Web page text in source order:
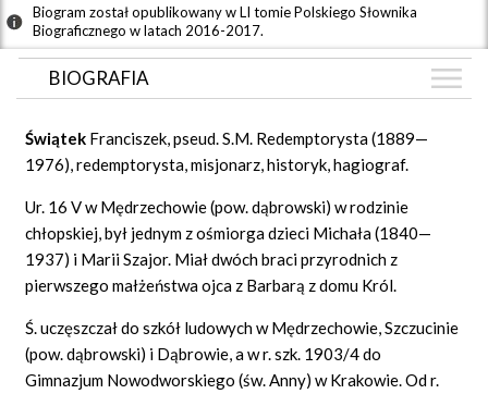
Biogram został opublikowany w LI tomie Polskiego Słownika
Biograficznego w latach 2016-2017.
BIOGRAFIA
GRAF POWIĄZAŃ
DYSKUSJA
Mapa
Świątek Franciszek, pseud. S.M. Redemptorysta (1889—
1976), redemptorysta, misjonarz, historyk, hagiograf.
Ur. 16 V w Mędrzechowie (pow. dąbrowski) w rodzinie
chłopskiej, był jednym z ośmiorga dzieci Michała (1840—
1937) i Marii Szajor. Miał dwóch braci przyrodnich z
pierwszego małżeństwa ojca z Barbarą z domu Król.
Ś. uczęszczał do szkół ludowych w Mędrzechowie, Szczucinie
(pow. dąbrowski) i Dąbrowie, a w r. szk. 1903/4 do
Gimnazjum Nowodworskiego (św. Anny) w Krakowie. Od r.